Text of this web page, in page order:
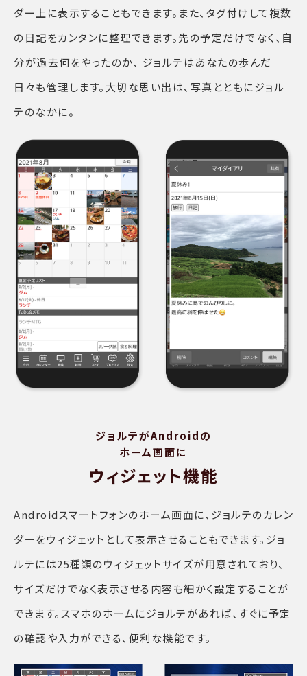
ダー上に表示することもできます。また、タグ付けして複数
の日記をカンタンに整理できます。先の予定だけでなく、自
分が過去何をやったのか、 ジョルテはあなたの歩んだ
日々も管理します。大切な思い出は、写真とともにジョル
テのなかに。
ジョルテがAndroidの
ホーム画面に
ウィジェット機能
Androidスマートフォンのホーム画面に、ジョルテのカレン
ダーをウィジェットとして表示させることもできます。ジョ
ルテには25種類のウィジェットサイズが用意されており、
サイズだけでなく表示させる内容も細かく設定することが
できます。スマホのホームにジョルテがあれば、すぐに予定
の確認や入力ができる、便利な機能です。